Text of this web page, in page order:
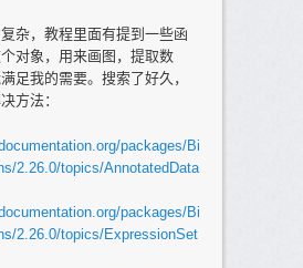
杂，教程里面有提到一些函
对象，用来画图，提取数
足我的需要。搜索了好久，
方法：
packages/Bi
2.26.0/topics/AnnotatedData
packages/Bi
2.26.0/topics/ExpressionSet